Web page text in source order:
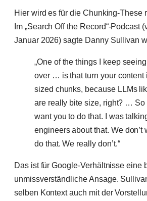
Hier wird es für die Chunking-These
Im „Search Off the Record“-Podcast
Januar 2026) sagte Danny Sullivan
„One of the things I keep
over … is that turn your content
sized chunks, because LLMs
are really bite size, right? … So
want you to do that. I was
engineers about that. We don’t
do that. We really don’t.“
Das ist für Google-Verhältnisse eine
unmissverständliche Ansage.
selben Kontext auch mit der